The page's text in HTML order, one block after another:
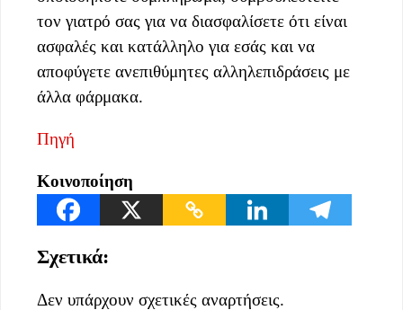
τον γιατρό σας για να διασφαλίσετε ότι είναι
ασφαλές και κατάλληλο για εσάς και να
αποφύγετε ανεπιθύμητες αλληλεπιδράσεις με
άλλα φάρμακα.
Πηγή
Κοινοποίηση
Σχετικά:
Δεν υπάρχουν σχετικές αναρτήσεις.